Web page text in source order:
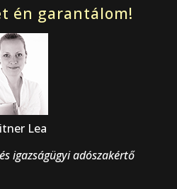
én garantálom!
Lea
igazságügyi adószakértő